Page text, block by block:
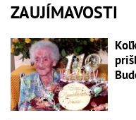
ZAUJÍMAVOSTI